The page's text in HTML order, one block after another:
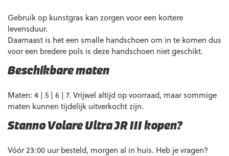
Gebruik op kunstgras kan zorgen voor een kortere
levensduur.
Daarnaast is het een smalle handschoen om in te komen dus
voor een bredere pols is deze handschoen niet geschikt.
Beschikbare maten
Maten: 4 | 5 | 6 | 7. Vrijwel altijd op voorraad, maar sommige
maten kunnen tijdelijk uitverkocht zijn.
Stanno Volare Ultra JR III kopen?
Vóór 23:00 uur besteld, morgen al in huis. Heb je vragen?